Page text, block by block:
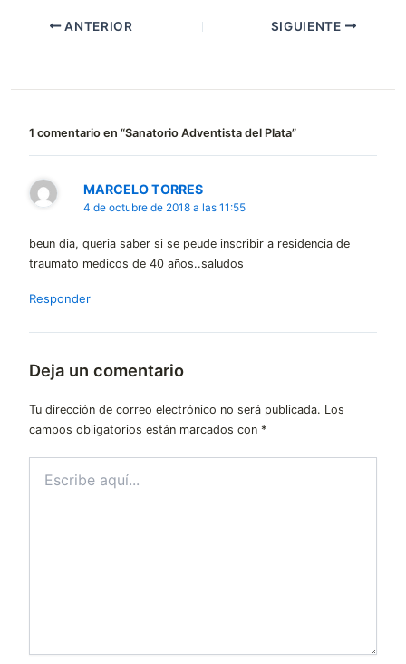
ANTERIOR SIGUIENTE
1 comentario en “Sanatorio Adventista del Plata”
MARCELO TORRES
4 de octubre de 2018 a las 11:55
beun dia, queria saber si se peude inscribir a residencia de
traumato medicos de 40 años..saludos
Responder
Deja un comentario
Tu dirección de correo electrónico no será publicada. Los
campos obligatorios están marcados con *
aquí...